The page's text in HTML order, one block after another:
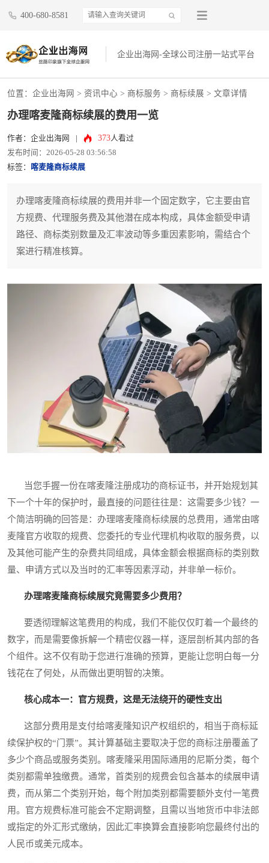
400-680-8581
企业出海网-全球公司注册一站式平台
位置： 企业出海网 > 资讯中心 > 商标服务 > 商标续展 > 文章详情
办理喀麦隆商标续展的费用一览
作者：企业出海网 373人看过
发布时间：2026-05-28 03:56:58
标签：
喀麦隆商标续展
办理喀麦隆商标续展的费用并非一个固定数字，它主要由官
方规费、代理服务费及其他潜在成本构成，具体金额受申请
路径、商标类别数量及汇率波动等多重因素影响，需结合个
案进行精准核算。
当您手握一份在喀麦隆注册成功的商标证书，并开始规划其
下一个十年的保护时，最直接的问题往往是：这需要多少钱？一
个简洁明确的回答是：办理喀麦隆商标续展的总费用，通常由喀
麦隆官方收取的规费、您委托的专业代理机构收取的服务费，以
及其他可能产生的杂费共同组成，具体金额会根据商标的类别数
量、申请方式以及当时的汇率等因素浮动，并非单一标价。
办理喀麦隆商标续展究竟需要多少费用？
要透彻理解这笔费用的构成，我们不能仅仅盯着一个最终的
数字，而是需要像拆解一个精密仪器一样，逐层剖析其内部的各
个组件。这不仅有助于您进行准确的预算，更能让您明白每一分
钱花在了何处，从而做出更明智的决策。
核心成本一：官方规费，这是无法绕开的硬性支出
这部分费用是支付给喀麦隆知识产权组织的，相当于商标延
续保护权的“门票”。其计算基础主要取决于您的商标注册覆盖了
多少个商品或服务类别。喀麦隆采用国际通用的尼斯分类，每个
类别都需单独缴费。通常，首类别的规费会包含基本的续展申请
费，而从第二个类别开始，每个附加类别都需要额外支付一笔费
用。官方规费标准可能会不定期调整，且需以当地货币中非法郎
或指定的外汇形式缴纳，因此汇率换算会直接影响您最终付出的
人民币或美元成本。